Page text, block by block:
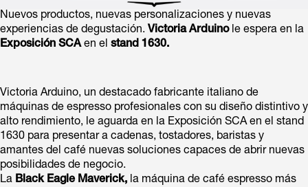
Nuevos productos, nuevas personalizaciones y nuevas
experiencias de degustación. Victoria Arduinole espera en la
Exposición SCAen el stand 1630.
Victoria Arduino, un destacado fabricante italiano de
máquinas de espresso profesionales con su diseño distintivo y
alto rendimiento, le aguarda en la Exposición SCA en el stand
1630 para presentar a cadenas, tostadores, baristas y
amantes del café nuevas soluciones capaces de abrir nuevas
posibilidades de negocio.
La Black Eagle Maverick, la máquina de café espresso más